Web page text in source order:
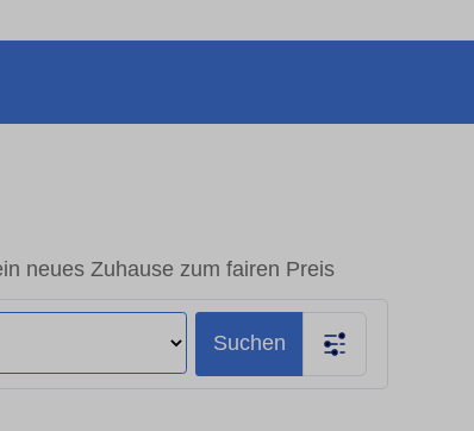
neues Zuhause zum fairen Preis
Suchen